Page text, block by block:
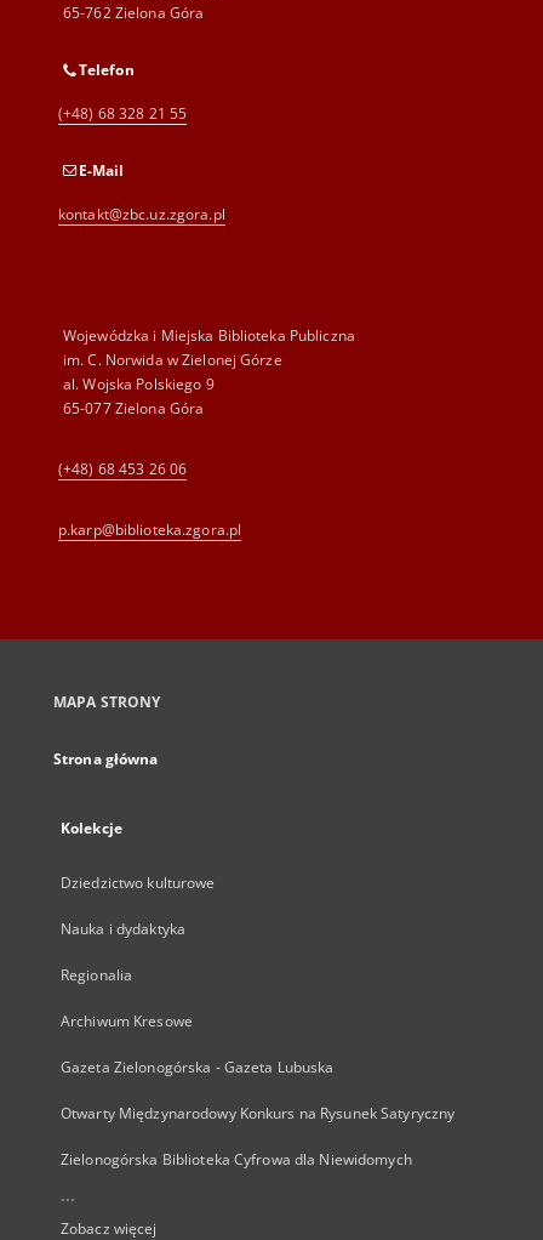
65-762 Zielona Góra
Telefon
(+48) 68 328 21 55
E-Mail
kontakt@zbc.uz.zgora.pl
Wojewódzka i Miejska Biblioteka Publiczna
im. C. Norwida w Zielonej Górze
al. Wojska Polskiego 9
65-077 Zielona Góra
(+48) 68 453 26 06
p.karp@biblioteka.zgora.pl
MAPA STRONY
Strona główna
Kolekcje
Dziedzictwo kulturowe
Nauka i dydaktyka
Regionalia
Archiwum Kresowe
Gazeta Zielonogórska - Gazeta Lubuska
Otwarty Międzynarodowy Konkurs na Rysunek Satyryczny
Zielonogórska Biblioteka Cyfrowa dla Niewidomych
...
Zobacz więcej